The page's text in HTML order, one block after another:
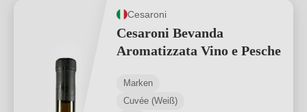
Cesaroni
Cesaroni Bevanda
Aromatizzata Vino e Pesche
Marken
Cuvée (Weiß)